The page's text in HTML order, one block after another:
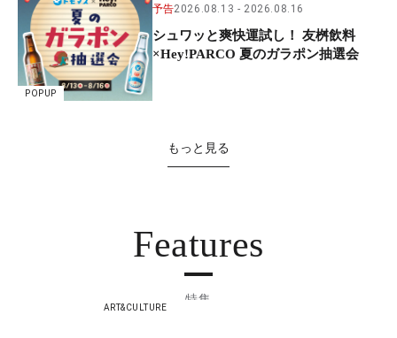
POPUP
予告2026.08.13 2026.08.16
シュワッと爽快運試し！ 友桝飲料
×Hey!PARCO 夏のガラポン抽選会
もっと見る
Features
特集
ART&CULTURE